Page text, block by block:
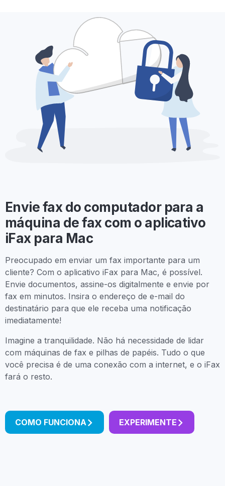
Envie fax do computador para a
máquina de fax com o aplicativo
iFax para Mac
Preocupado em enviar um fax importante para um
cliente? Com o aplicativo iFax para Mac, é possível.
Envie documentos, assine-os digitalmente e envie por
fax em minutos. Insira o endereço de e-mail do
destinatário para que ele receba uma notificação
imediatamente!
Imagine a tranquilidade. Não há necessidade de lidar
com máquinas de fax e pilhas de papéis. Tudo o que
você precisa é de uma conexão com a internet, e o iFax
fará o resto.
COMO FUNCIONA EXPERIMENTE